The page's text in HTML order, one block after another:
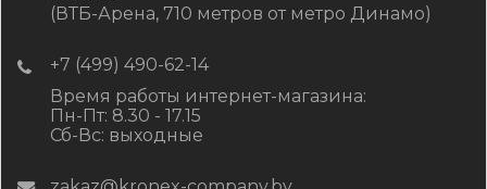
(ВТБ-Арена, 710 метров от метро Динамо)
+7 (499) 490-62-14
Время работы интернет-магазина:
Пн-Пт: 8.30 - 17.15
Сб-Вс: выходные